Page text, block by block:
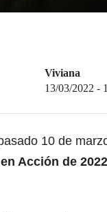
Viviana
13/03/2022 -
10 de
Acción de 2022